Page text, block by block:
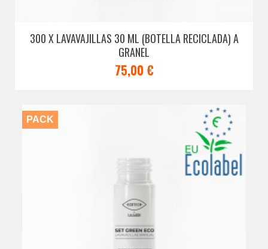
300 X LAVAVAJILLAS 30 ML (BOTELLA RECICLADA) A
GRANEL
75,00 €
PACK